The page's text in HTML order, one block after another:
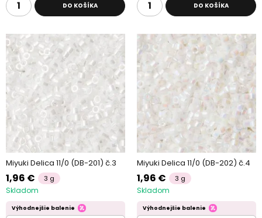
DO KOŠÍKA DO KOŠÍKA
Miyuki Delica 11/0 (DB-201) č.3
1,96 € 3 g
Skladom
Výhodnejšie balenie
Miyuki Delica 11/0 (DB-202) č.4
1,96 € 3 g
Skladom
Výhodnejšie balenie